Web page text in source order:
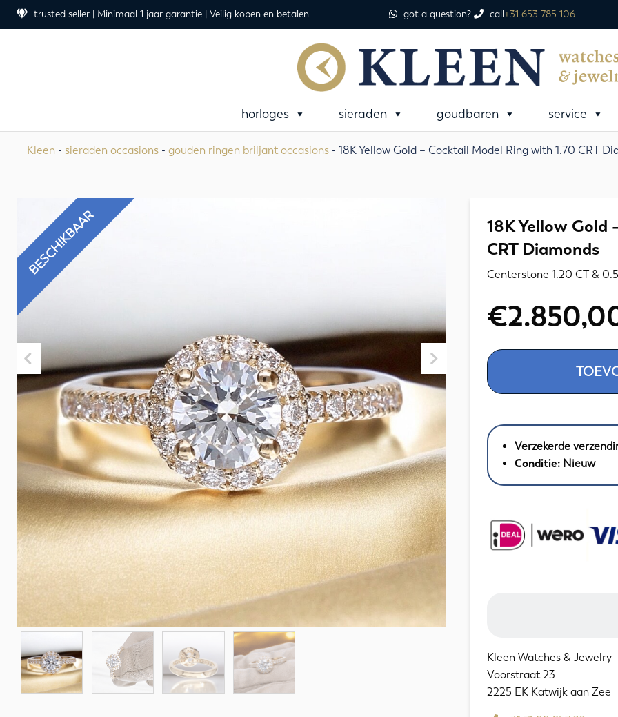
trusted seller | Minimaal 1 jaar garantie | Veilig kopen en betalen got a question? call+31 653 785 106
horloges sieraden goudbaren service
Kleen - sieraden occasions - gouden ringen briljant occasions - 18K Yellow Gold – Cocktail Model Ring with 1.70 CRT
BESCHIKBAAR
18K Yellow
CRT Diamonds
Centerstone 1.20 CT &
€
18K
Gold
Cocktail
Model
Ring
with
Diamonds
aantal
Verzekerde
Conditie: Nieuw
Kleen Watches & Jewelry
Voorstraat 23
2225 EK Katwijk aan Zee